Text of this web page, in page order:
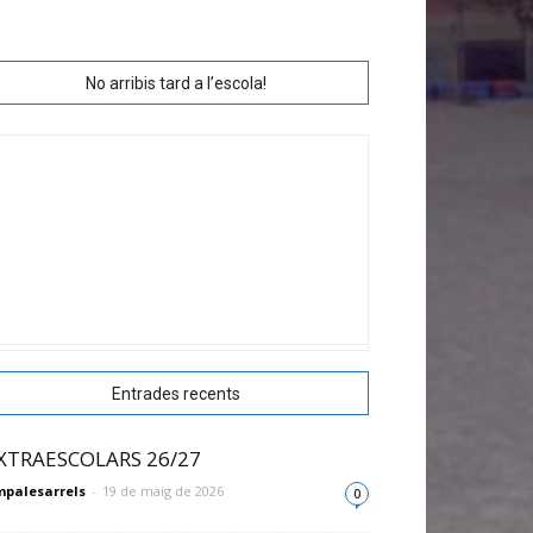
No arribis tard a l’escola!
Entrades recents
26/27
- 19 de maig de 2026 0